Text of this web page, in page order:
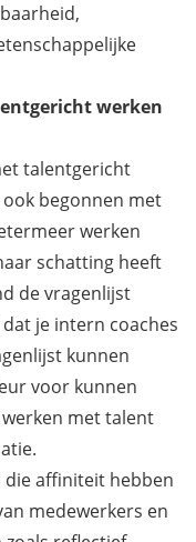
werken
talentgericht
begonnen met
werken
schatting heeft
de vragenlijst
je intern coaches
kunnen
voor kunnen
met talent
die affiniteit hebben
medewerkers en